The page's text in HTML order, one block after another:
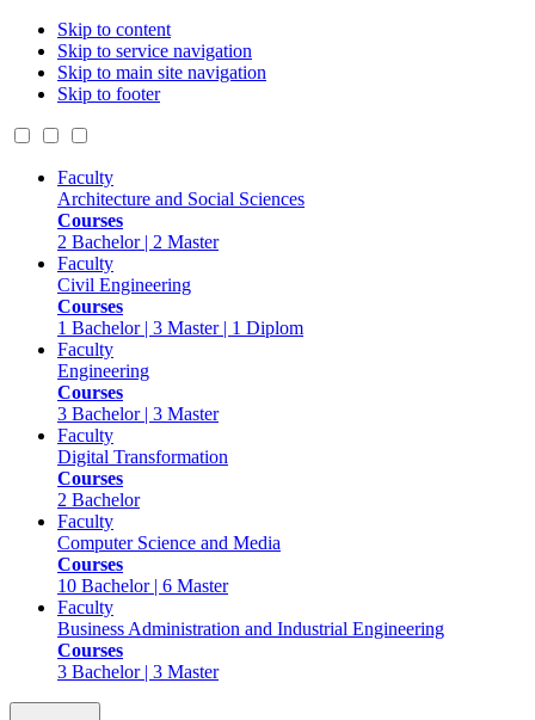
Skip to content
Skip to service navigation
Skip to main site navigation
Skip to footer
Faculty
Architecture and Social Sciences
Courses
2 Bachelor | 2 Master
Faculty
Civil Engineering
Courses
1 Bachelor | 3 Master | 1 Diplom
Faculty
Engineering
Courses
3 Bachelor | 3 Master
Faculty
Digital Transformation
Courses
2 Bachelor
Faculty
Computer Science and Media
Courses
10 Bachelor | 6 Master
Faculty
Business Administration and Industrial Engineering
Courses
3 Bachelor | 3 Master